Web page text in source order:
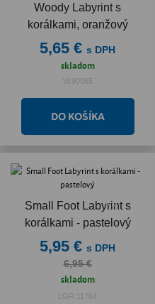
Woody Labyrint s
korálkami, oranžový
5,65 € s DPH
skladom
W.90065
Small Foot Labyrint s
korálkami - pastelový
Akcia
5,95 € s DPH
6,95 €
skladom
LGR.11764